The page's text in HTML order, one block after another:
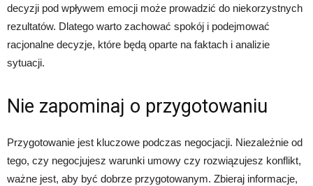
decyzji pod wpływem emocji może prowadzić do niekorzystnych
rezultatów. Dlatego warto zachować spokój i podejmować
racjonalne decyzje, które będą oparte na faktach i analizie
sytuacji.
Nie zapominaj o przygotowaniu
Przygotowanie jest kluczowe podczas negocjacji. Niezależnie od
tego, czy negocjujesz warunki umowy czy rozwiązujesz konflikt,
ważne jest, aby być dobrze przygotowanym. Zbieraj informacje,